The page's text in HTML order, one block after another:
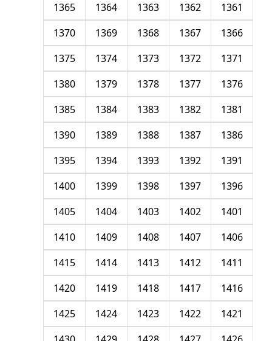
1361
1362
1363
1364
1365
1366
1367
1368
1369
1370
1371
1372
1373
1374
1375
1376
1377
1378
1379
1380
1381
1382
1383
1384
1385
1386
1387
1388
1389
1390
1391
1392
1393
1394
1395
1396
1397
1398
1399
1400
1401
1402
1403
1404
1405
1406
1407
1408
1409
1410
1411
1412
1413
1414
1415
1416
1417
1418
1419
1420
1421
1422
1423
1424
1425